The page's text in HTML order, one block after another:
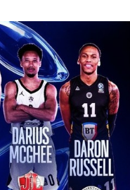
Târgovişt
e în
primul
meci al
finalei
Ligii
Naţional